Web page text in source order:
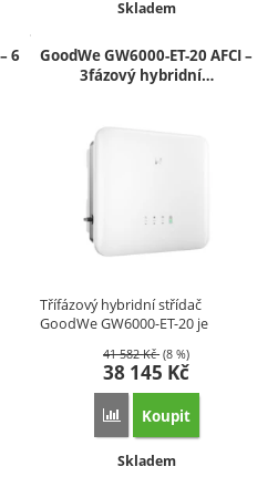
Dostupnost:
Skladem
6
ET-20 G2 – 6 kW třífázový
GoodWe GW6000-ET-20 AFCI –
3fázový hybridní…
Třífázový hybridní střídač
GoodWe GW6000-ET-20 je
41 582Kč (8 %)
38 145 Kč
Přidat 'GoodWe
Koupit
Dostupnost:
Skladem